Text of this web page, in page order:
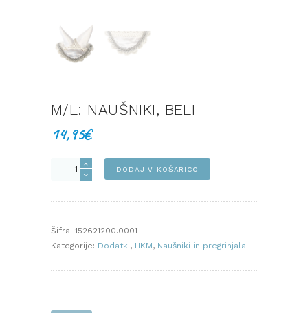
M/L: NAUŠNIKI, BELI
14,95€
NAUŠNIKI,
DODAJ V KOŠARICO
Šifra: 152621200.0001
Kategorije: Dodatki, HKM, Naušniki in pregrinjala